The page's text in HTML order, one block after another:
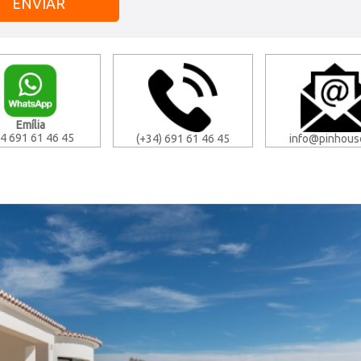
Emília
691 61 46 45
(+34) 691 61 46 45